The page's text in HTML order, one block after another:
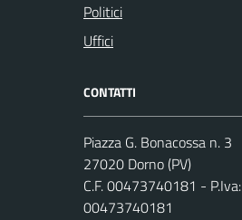
Politici
Uffici
CONTATTI
Piazza G. Bonacossa n. 3
27020 Dorno (PV)
C.F. 00473740181 - P.Iva:
00473740181